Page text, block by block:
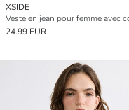
XSIDE
24.99 EUR